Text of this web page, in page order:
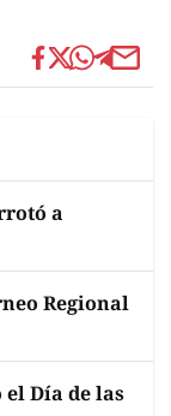
a
Regional
el Día de las